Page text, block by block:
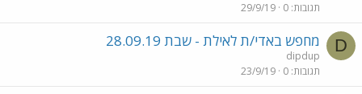
תגובות 0
29/9/19
D מחפש באדי/ת לאילת - שבת 28.09.19
dipdup
תגובות 0
23/9/19